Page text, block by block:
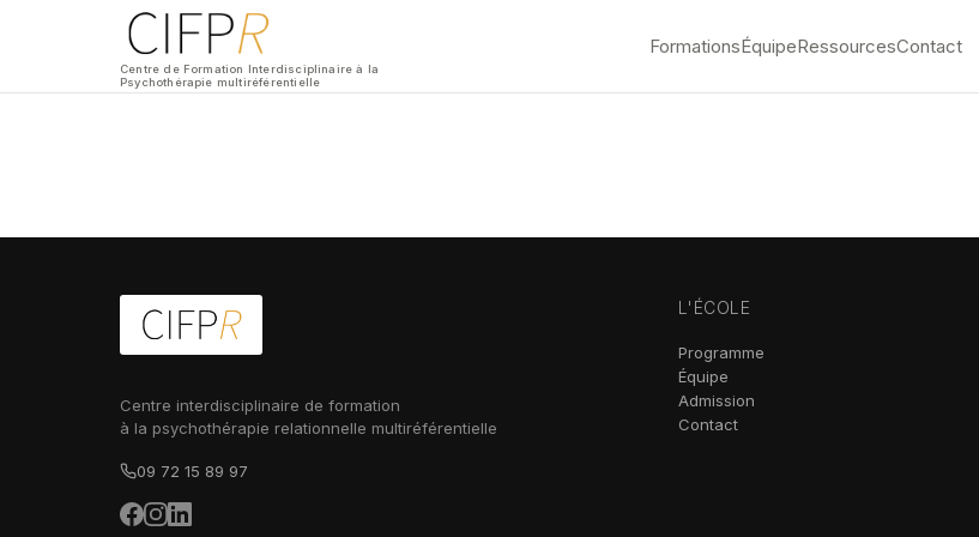
Centre de Formation Interdisciplinaire à la
Psychothérapie multiréférentielle
FormationsÉquipeRessourcesContact
Centre interdisciplinaire de formation
à la psychothérapie relationnelle multiréférentielle
09 72 15 89 97
L'ÉCOLE
Programme
Équipe
Admission
Contact